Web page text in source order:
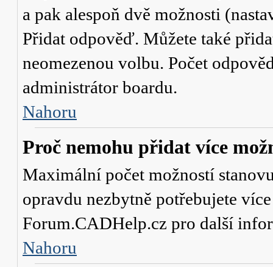
a pak alespoň dvě možnosti
Přidat odpověď. Můžete také
neomezenou volbu. Počet
administrátor boardu.
Nahoru
Proč nemohu přidat více
Maximální počet možností
opravdu nezbytně potřebujete
Forum.CADHelp.cz pro další
Nahoru